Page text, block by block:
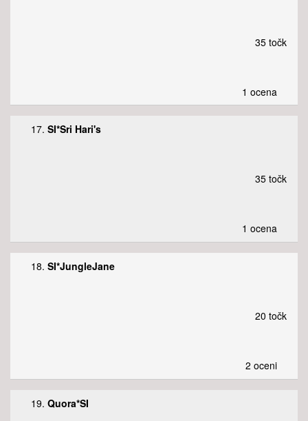
35 točk
1 ocena
17.SI*Sri Hari's
35 točk
1 ocena
18.SI*JungleJane
20 točk
2 oceni
19.Quora*SI